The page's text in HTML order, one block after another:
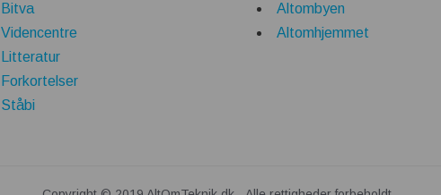
Bitva
Videncentre
Litteratur
Forkortelser
Ståbi
Altombyen
Altomhjemmet